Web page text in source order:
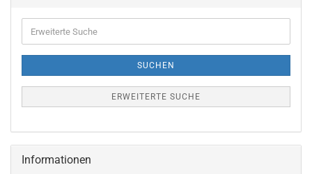
SUCHEN
ERWEITERTE SUCHE
Informationen